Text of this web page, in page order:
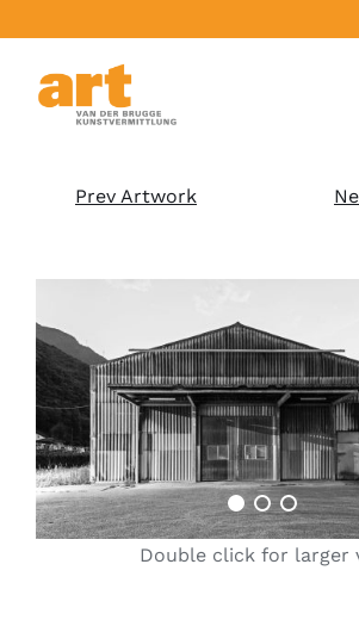
Our services
For artists
References
Prev Artwork
Double click for larger